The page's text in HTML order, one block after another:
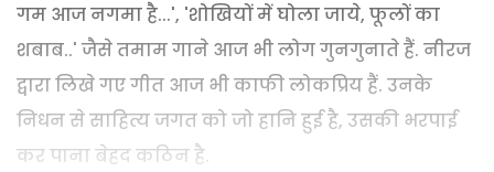
गम आज नगमा है...', 'शोखियों में घोला जाये, फूलों का
शबाब..' जैसे तमाम गाने आज भी लोग गुनगुनाते हैं. नीरज
द्वारा लिखे गए गीत आज भी काफी लोकप्रिय हैं. उनके
निधन से साहित्य जगत को जो हानि हुई है, उसकी भरपाई
कर पाना बेहद कठिन है.